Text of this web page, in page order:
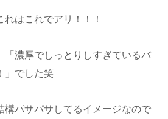
はこれでアリ！！！
「濃厚でしっとりしすぎているバ
」でした笑
構パサパサしてるイメージなので